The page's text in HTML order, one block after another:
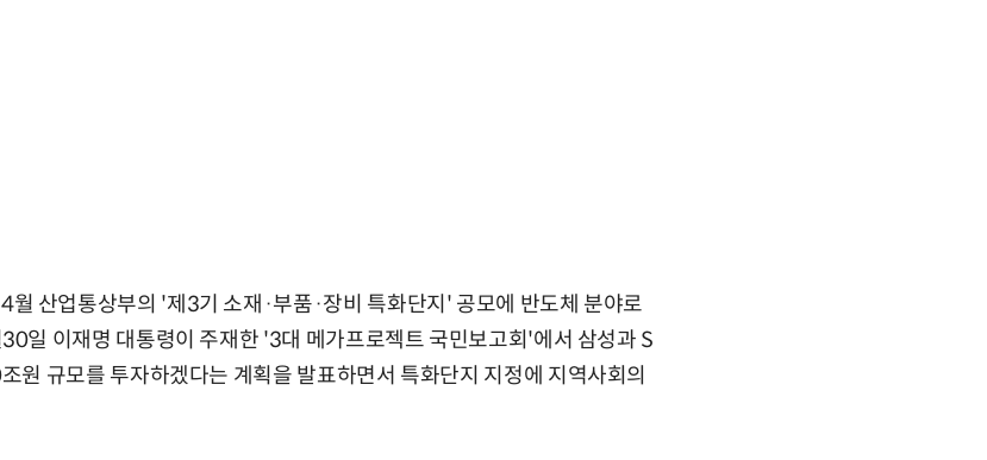
월 산업통상부의 '제3기 소재·부품·장비 특화단지' 공모에 반도체 분야로
일 이재명 대통령이 주재한 '3대 메가프로젝트 국민보고회'에서 삼성과 S
원 규모를 투자하겠다는 계획을 발표하면서 특화단지 지정에 지역사회의